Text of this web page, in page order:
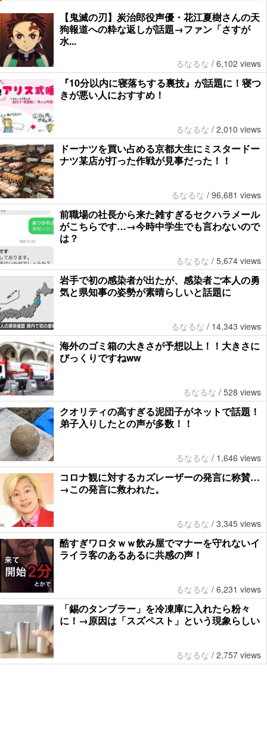
【鬼滅の刃】炭治郎役声優・花江夏樹さんの天
狗報道への粋な返しが話題→ファン「さすが
水...
るなるな / 6,102 views
『10分以内に寝落ちする裏技』が話題に！寝つ
きが悪い人におすすめ！
るなるな / 2,010 views
ドーナツを買い占める京都大生にミスタードー
ナツ某店が打った作戦が見事だった！！
るなるな / 96,681 views
前職場の社長から来た雑すぎるセクハラメール
がこちらです…→今時中学生でも言わないので
は？
るなるな / 5,674 views
岩手で初の感染者が出たが、感染者ご本人の勇
気と県知事の姿勢が素晴らしいと話題に
るなるな / 14,343 views
海外のゴミ箱の大きさが予想以上！！大きさに
びっくりですねww
るなるな / 528 views
クオリティの高すぎる泥団子がネットで話題！
弟子入りしたとの声が多数！！
るなるな / 1,646 views
コロナ観に対するカズレーザーの発言に称賛…
→この発言に救われた。
るなるな / 3,345 views
酷すぎワロタｗｗ飲み屋でマナーを守れないイ
ライラ客のあるあるに共感の声！
るなるな / 6,231 views
「錫のタンブラー」を冷凍庫に入れたら粉々
に！→原因は「スズペスト」という現象らしい
るなるな / 2,757 views